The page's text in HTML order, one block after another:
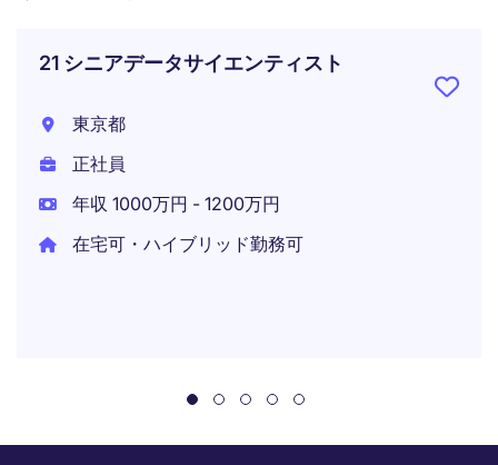
21 シニアデータサイエンティスト
東京都
正社員
年収 1000万円 - 1200万円
在宅可・ハイブリッド勤務可